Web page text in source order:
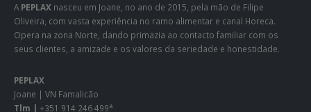
A PEPLAX nasceu em Joane, no ano de 2015, pela mão de Filipe
Oliveira, com vasta experiência no ramo alimentar e canal Horeca.
Opera na zona Norte, dando primazia ao contacto familiar com os
seus clientes, a amizade e os valores da seriedade e honestidade.
PEPLAX
Joane | VN Famalicão
Tlm | +351 914 246 499*